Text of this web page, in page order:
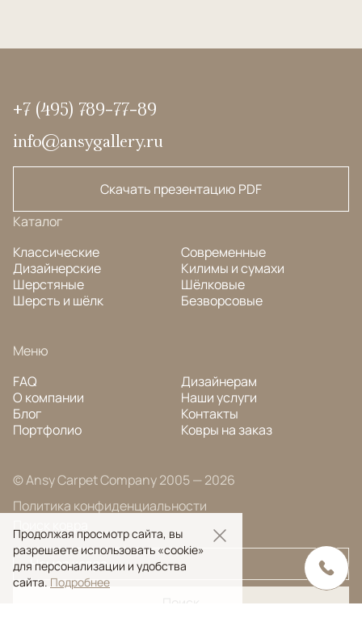
+7 (495) 789-77-89
info@ansygallery.ru
Скачать презентацию PDF
Каталог
Классические
Дизайнерские
Шерстяные
Шерсть и шёлк
Современные
Килимы и сумахи
Шёлковые
Безворсовые
Меню
FAQ
О компании
Блог
Портфолио
Дизайнерам
Наши услуги
Контакты
Ковры на заказ
© Ansy Carpet Company 2005 — 2026
Политика конфиденциальности
Поиск ковра
Продолжая просмотр сайта, вы
разрешаете использовать «cookie»
для персонализации и удобства
сайта. Подробнее